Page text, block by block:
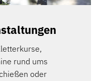
rund ums
oder